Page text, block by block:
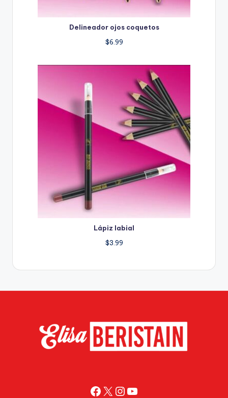
Delineador ojos coquetos
$6.99
Lápiz labial
$3.99
Facebook
X Instagram
YouTube